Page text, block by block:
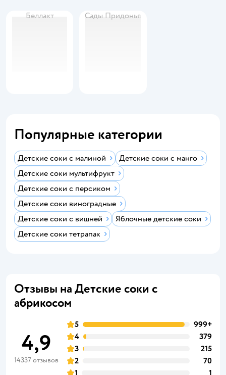
Беллакт Сады Придонья
Популярные категории
Детские соки с малиной
Детские соки с манго
Детские соки мультифрукт
Детские соки с персиком
Детские соки виноградные
Детские соки с вишней
Яблочные детские соки
Детские соки тетрапак
Отзывы на Детские соки с
абрикосом
4,9
14337 отзывов
5
999+
4
379
3
215
2
70
1
1